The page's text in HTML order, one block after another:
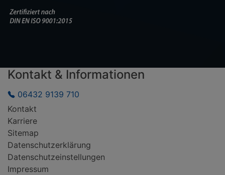
Kontakt & Informationen
06432 9139 710
Kontakt
Karriere
Sitemap
Datenschutzerklärung
Datenschutzeinstellungen
Impressum